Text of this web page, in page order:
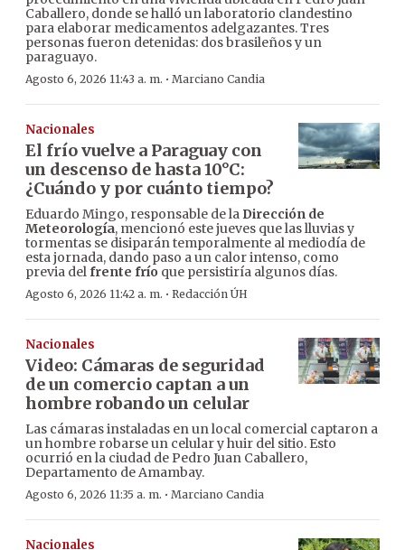
Caballero, donde se halló un laboratorio clandestino
para elaborar medicamentos adelgazantes. Tres
personas fueron detenidas: dos brasileños y un
paraguayo.
Agosto 6, 2026 11:43 a. m. · Marciano Candia
Nacionales
El frío vuelve a Paraguay con
un descenso de hasta 10°C:
¿Cuándo y por cuánto tiempo?
Eduardo Mingo, responsable de la Dirección de
Meteorología, mencionó este jueves que las lluvias y
tormentas se disiparán temporalmente al mediodía de
esta jornada, dando paso a un calor intenso, como
previa delfrente frío que persistiría algunos días.
Agosto 6, 2026 11:42 a. m. · Redacción ÚH
Nacionales
Video: Cámaras de seguridad
de un comercio captan a un
hombre robando un celular
Las cámaras instaladas en un local comercial captaron a
un hombre robarse un celular y huir del sitio. Esto
ocurrió en la ciudad de Pedro Juan Caballero,
Departamento de Amambay.
Agosto 6, 2026 11:35 a. m. · Marciano Candia
Nacionales